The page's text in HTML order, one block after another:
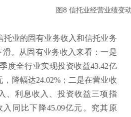
图8 信托业经营业绩
托业的固有业务收入和信托业务
。从固有业务收入来看：一是
度全行业实现投资收益43.42亿
，降幅达24.02%；二是在营业收
、利息收入、投资收益三项指
同比下降45.09亿元。究其原